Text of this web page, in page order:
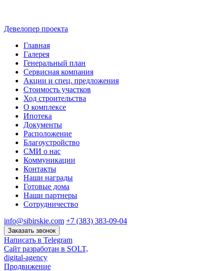
Девелопер проекта
Главная
Галерея
Генеральный план
Сервисная компания
Акции и спец. предложения
Стоимость участков
Ход строительства
О комплексе
Ипотека
Документы
Расположение
Благоустройство
СМИ о нас
Коммуникации
Контакты
Наши награды
Готовые дома
Наши партнеры
Сотрудничество
info@sibirskie.com +7 (383) 383-09-04
Заказать звонок
Написать в Telegram
Сайт разработан в SOLT,
digital-agency
Продвижение